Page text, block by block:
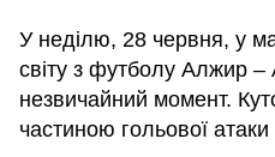
У неділю, 28 червня, у
світу з футболу Алжир –
незвичайний момент.
частиною гольової